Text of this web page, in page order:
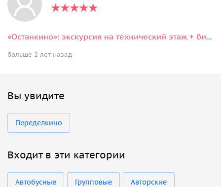
«Останкино»: экскурсия на технический этаж + билет на смотровую телебашни
больше 2 лет назад
Вы увидите
Переделкино
Входит в эти категории
Автобусные Групповые Авторские